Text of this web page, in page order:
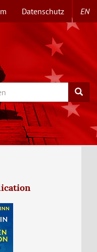
Datenschutz EN
Search